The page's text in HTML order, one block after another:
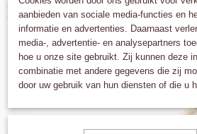
Mix
aanbieden van sociale media-functies en
informatie en advertenties. Daarnaast
media-, advertentie- en analysepartners
hoe u onze site gebruikt. Zij kunnen deze
combinatie met andere gegevens die zij
door uw gebruik van hun diensten of die u